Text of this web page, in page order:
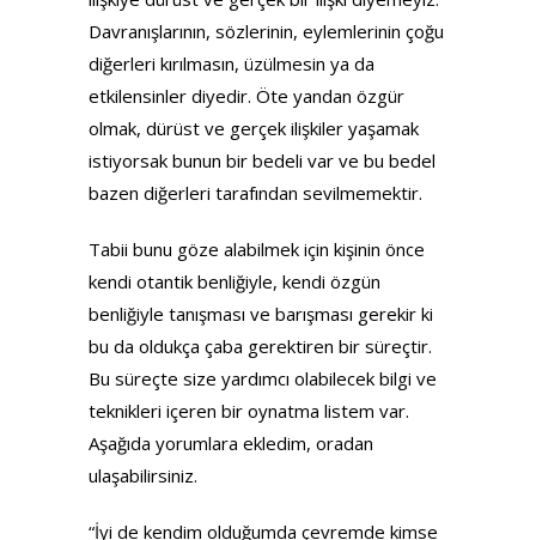
Davranışlarının, sözlerinin, eylemlerinin çoğu
diğerleri kırılmasın, üzülmesin ya da
etkilensinler diyedir. Öte yandan özgür
olmak, dürüst ve gerçek ilişkiler yaşamak
istiyorsak bunun bir bedeli var ve bu bedel
bazen diğerleri tarafından sevilmemektir.
Tabii bunu göze alabilmek için kişinin önce
kendi otantik benliğiyle, kendi özgün
benliğiyle tanışması ve barışması gerekir ki
bu da oldukça çaba gerektiren bir süreçtir.
Bu süreçte size yardımcı olabilecek bilgi ve
teknikleri içeren bir oynatma listem var.
Aşağıda yorumlara ekledim, oradan
ulaşabilirsiniz.
“İyi de kendim olduğumda çevremde kimse